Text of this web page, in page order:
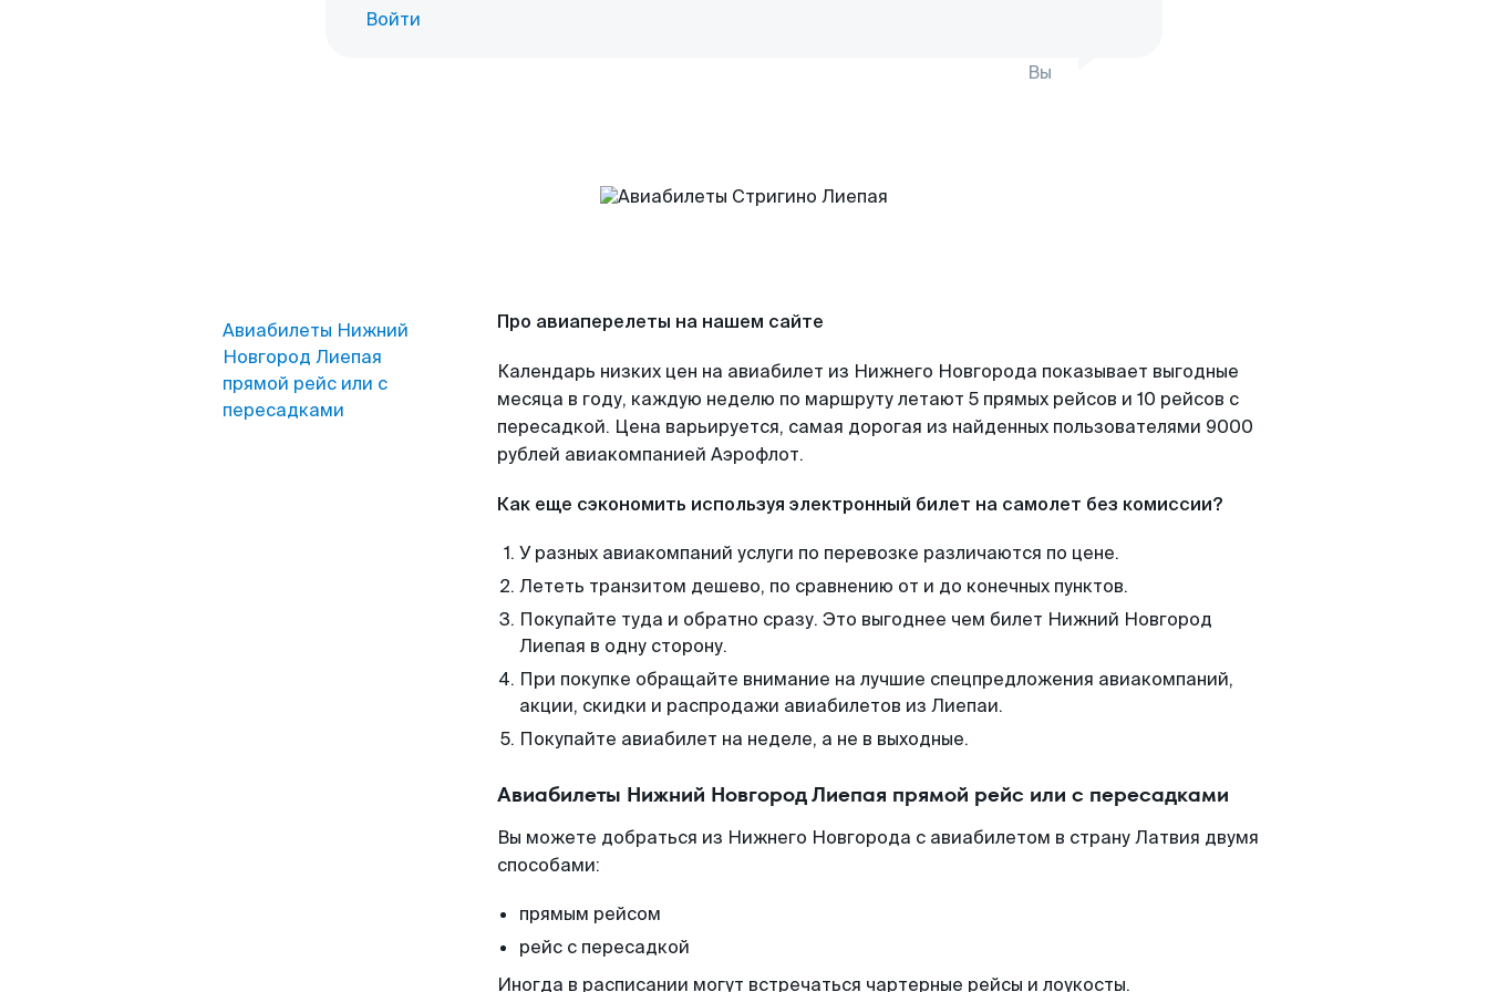
Войти
Вы
Авиабилеты Нижний
Новгород Лиепая
прямой рейс или с
пересадками
Про авиаперелеты на нашем сайте
Календарь низких цен на авиабилет из Нижнего Новгорода показывает выгодные
месяца в году, каждую неделю по маршруту летают 5 прямых рейсов и 10 рейсов с
пересадкой. Цена варьируется, самая дорогая из найденных пользователями 9000
рублей авиакомпанией Аэрофлот.
Как еще сэкономить используя электронный билет на самолет без комиссии?
У разных авиакомпаний услуги по перевозке различаются по цене.
Лететь транзитом дешево, по сравнению от и до конечных пунктов.
Покупайте туда и обратно сразу. Это выгоднее чем билет Нижний Новгород
Лиепая в одну сторону.
При покупке обращайте внимание на лучшие спецпредложения авиакомпаний,
акции, скидки и распродажи авиабилетов из Лиепаи.
Покупайте авиабилет на неделе, а не в выходные.
Авиабилеты Нижний Новгород Лиепая прямой рейс или с пересадками
Вы можете добраться из Нижнего Новгорода с авиабилетом в страну Латвия двумя
способами:
прямым рейсом
рейс с пересадкой
Иногда в расписании могут встречаться чартерные рейсы и лоукосты.